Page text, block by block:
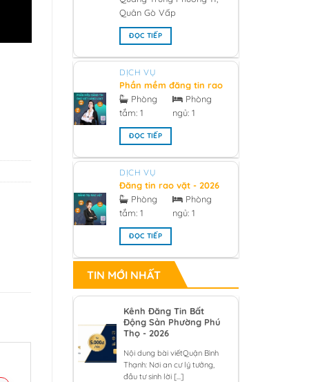
Quân Gò Vấp
ĐỌC TIẾP
DỊCH VỤ
Phần mềm đăng tin rao
vặt hàng loạt 2026
Phòng
tắm:1
Phòng
ngủ: 1
ĐỌC TIẾP
DỊCH VỤ
Đăng tin rao vặt - 2026
Phòng
tắm:1
Phòng
ngủ: 1
ĐỌC TIẾP
TIN MỚI NHẤT
Kênh Đăng Tin Bất
Động Sản Phường Phú
Thọ - 2026
Nội dung bài viếtQuận Bình
Thạnh: Nơi an cư lý tưởng,
đầu tư sinh lời [...]